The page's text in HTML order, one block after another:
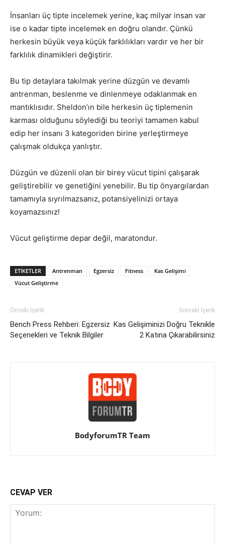
İnsanları üç tipte incelemek yerine, kaç milyar insan var
ise o kadar tipte incelemek en doğru olandır. Çünkü
herkesin büyük veya küçük farklılıkları vardır ve her bir
farklılık dinamikleri değiştirir.
Bu tip detaylara takılmak yerine düzgün ve devamlı
antrenman, beslenme ve dinlenmeye odaklanmak en
mantıklısıdır. Sheldon’ın bile herkesin üç tiplemenin
karması olduğunu söylediği bu teoriyi tamamen kabul
edip her insanı 3 kategoriden birine yerleştirmeye
çalışmak oldukça yanlıştır.
Düzgün ve düzenli olan bir birey vücut tipini çalışarak
geliştirebilir ve genetiğini yenebilir. Bu tip önyargılardan
tamamıyla sıyrılmazsanız, potansiyelinizi ortaya
koyamazsınız!
Vücut geliştirme depar değil, maratondur.
ETIKETLER Antrenman Egzersiz Fitness
Kas Gelişimi
Vücut Geliştirme
Önceki İçerik
Bench Press Rehberi: Egzersiz
Seçenekleri ve Teknik Bilgiler
Sonraki İçerik
Kas Gelişiminizi Doğru Teknikle
2 Katına Çıkarabilirsiniz
BodyforumTR Team
CEVAP VER